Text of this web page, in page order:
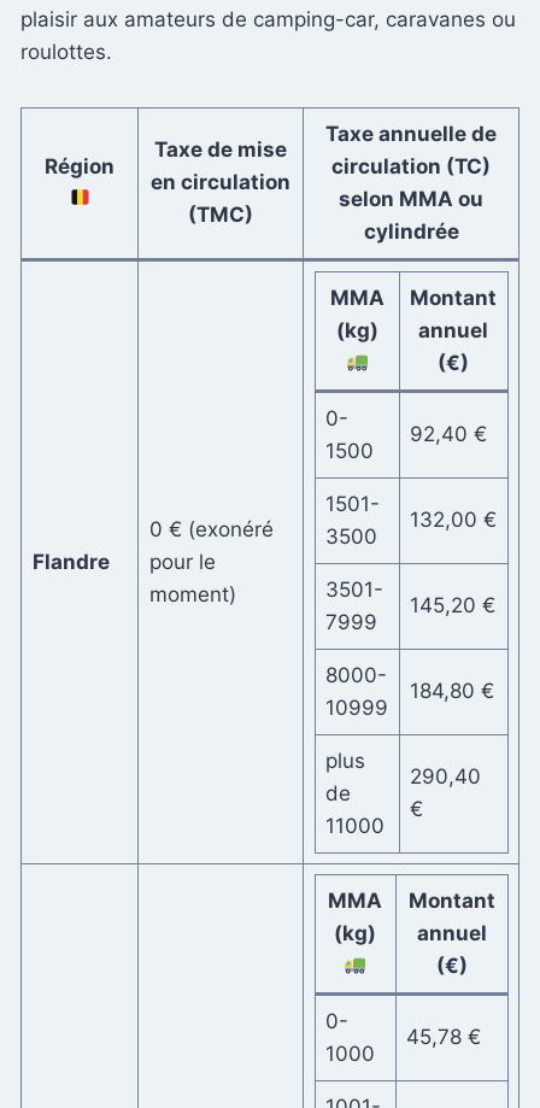
plaisir aux amateurs de camping-car, caravanes ou
roulottes.
Région
Taxe de mise
en circulation
(TMC)
Taxe annuelle de
circulation (TC)
selon MMA ou
cylindrée
Flandre
0 € (exonéré
pour le
moment)
MMA
(kg)
Montant
annuel
(€)
0-
1500
92,40 €
1501-
3500
132,00 €
3501-
7999
145,20 €
8000-
10999
184,80 €
plus
de
11000
290,40
€
MMA
(kg)
Montant
annuel
(€)
0-
1000
45,78 €